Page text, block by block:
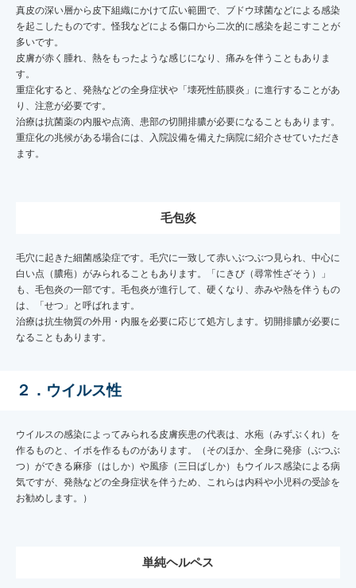
真皮の深い層から皮下組織にかけて広い範囲で、ブドウ球菌などによる感染
を起こしたものです。怪我などによる傷口から二次的に感染を起こすことが
多いです。
皮膚が赤く腫れ、熱をもったような感じになり、痛みを伴うこともありま
す。
重症化すると、発熱などの全身症状や「壊死性筋膜炎」に進行することがあ
り、注意が必要です。
治療は抗菌薬の内服や点滴、患部の切開排膿が必要になることもあります。
重症化の兆候がある場合には、入院設備を備えた病院に紹介させていただき
ます。
毛包炎
毛穴に起きた細菌感染症です。毛穴に一致して赤いぶつぶつ見られ、中心に
白い点（膿疱）がみられることもあります。「にきび（尋常性ざそう）」
も、毛包炎の一部です。毛包炎が進行して、硬くなり、赤みや熱を伴うもの
は、「せつ」と呼ばれます。
治療は抗生物質の外用・内服を必要に応じて処方します。切開排膿が必要に
なることもあります。
２．ウイルス性
ウイルスの感染によってみられる皮膚疾患の代表は、水疱（みずぶくれ）を
作るものと、イボを作るものがあります。（そのほか、全身に発疹（ぶつぶ
つ）ができる麻疹（はしか）や風疹（三日ばしか）もウイルス感染による病
気ですが、発熱などの全身症状を伴うため、これらは内科や小児科の受診を
お勧めします。）
単純ヘルペス